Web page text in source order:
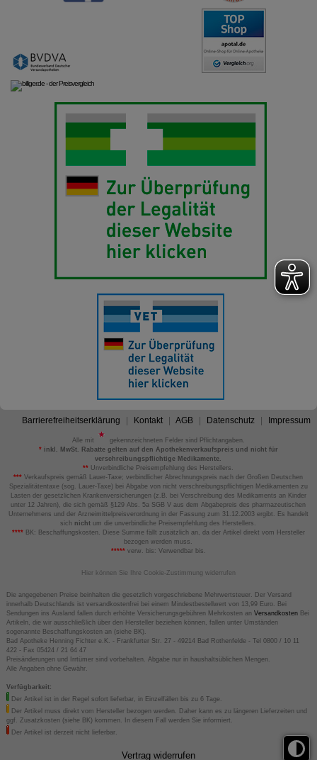
Barrierefreiheitserklärung Kontakt AGB Datenschutz Impressum
Alle mit
gekennzeichneten Felder sind Pflichtangaben.
*inkl. MwSt. Rabatte gelten auf den Apothekenverkaufspreis und nicht für
verschreibungspflichtige Medikamente.
** Unverbindliche Preisempfehlung des Herstellers.
*** Verkaufspreis gemäß Lauer-Taxe; verbindlicher Abrechnungspreis nach der Großen Deutschen
Spezialitätentaxe (sog. Lauer-Taxe) bei Abgabe von nicht verschreibungspflichtigen Medikamenten zu
Lasten der gesetzlichen Krankenversicherungen (z.B. bei Verschreibung des Medikaments an Kinder
unter 12 Jahren), die sich gemäß §129 Abs. 5a SGB V aus dem Abgabepreis des pharmazeutischen
Unternehmens und der Arzneimittelpreisverordnung in der Fassung zum 31.12.2003 ergibt. Es handelt
sich nicht um die unverbindliche Preisempfehlung des Herstellers.
****BK: Beschaffungskosten. Diese Summe fällt zusätzlich an, da der Artikel direkt vom Hersteller
bezogen werden muss.
*****verw. bis: Verwendbar bis.
Hier können Sie Ihre Cookie-Zustimmung widerrufen
Die angegebenen Preise beinhalten die gesetzlich vorgeschriebene Mehrwertsteuer. Der Versand
innerhalb Deutschlands ist versandkostenfrei bei einem Mindestbestellwert von 13,99 Euro. Bei
Sendungen ins Ausland fallen durch erhöhte Versicherungsgebühren Mehrkosten an VersandkostenBei
Artikeln, die wir ausschließlich über den Hersteller beziehen können, fallen unter Umständen
sogenannte Beschaffungskosten an (siehe BK).
Bad Apotheke Henning Fichter e.K. - Frankfurter Str. 27 - 49214 Bad Rothenfelde - Tel 0800 / 10 11
422 - Fax 05424 / 21 64 47
Preisänderungen und Irrtümer sind vorbehalten. Abgabe nur in haushaltsüblichen Mengen.
Alle Angaben ohne Gewähr.
Verfügbarkeit:
Der Artikel ist in der Regel sofort lieferbar, in Einzelfällen bis zu 6 Tage.
Der Artikel muss direkt vom Hersteller bezogen werden. Daher kann es zu längeren Lieferzeiten und
ggf. Zusatzkosten (siehe BK) kommen. In diesem Fall werden Sie informiert.
Der Artikel ist derzeit nicht lieferbar.
Vertrag widerrufen